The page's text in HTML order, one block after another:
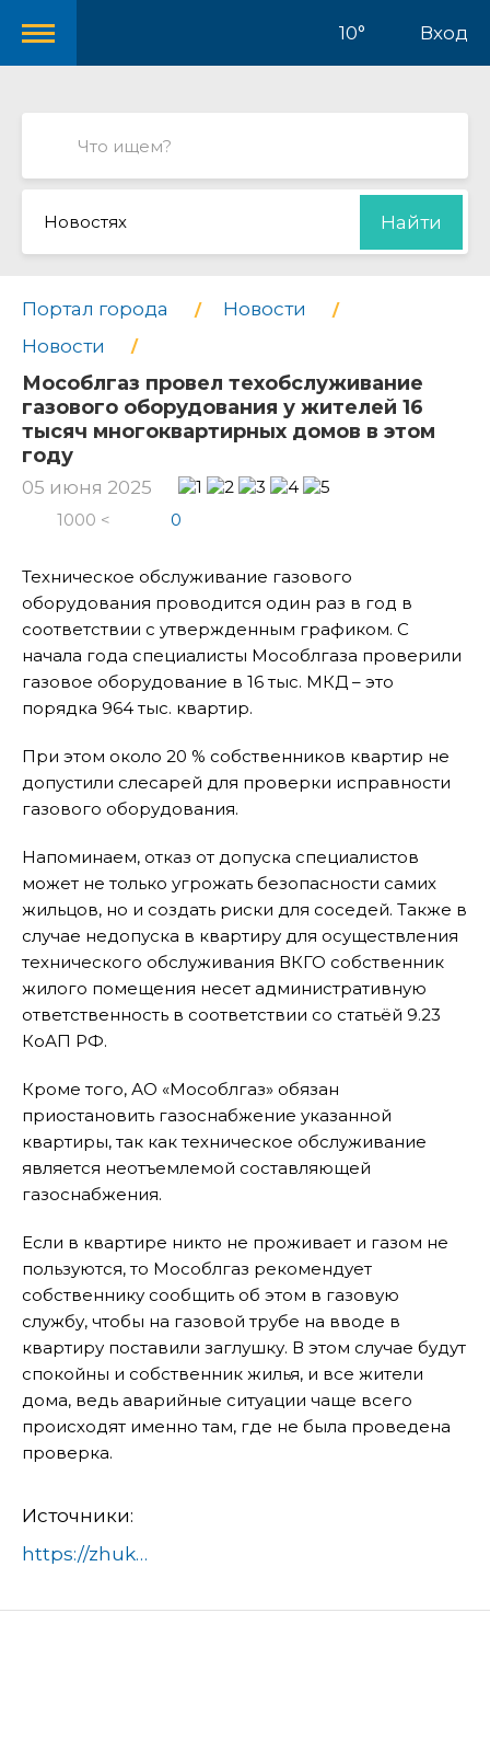
10° Вход
Новостях Найти
Портал города
Новости
Новости
Мособлгаз провел техобслуживание
газового оборудования у жителей 16
тысяч многоквартирных домов в этом
году
05 июня 2025
1000 < 0
Техническое обслуживание газового
оборудования проводится один раз в год в
соответствии с утвержденным графиком. С
начала года специалисты Мособлгаза проверили
газовое оборудование в 16 тыс. МКД – это
порядка 964 тыс. квартир.
При этом около 20 % собственников квартир не
допустили слесарей для проверки исправности
газового оборудования.
Напоминаем, отказ от допуска специалистов
может не только угрожать безопасности самих
жильцов, но и создать риски для соседей. Также в
случае недопуска в квартиру для осуществления
технического обслуживания ВКГО собственник
жилого помещения несет административную
ответственность в соответствии со статьёй 9.23
КоАП РФ.
Кроме того, АО «Мособлгаз» обязан
приостановить газоснабжение указанной
квартиры, так как техническое обслуживание
является неотъемлемой составляющей
газоснабжения.
Если в квартире никто не проживает и газом не
пользуются, то Мособлгаз рекомендует
собственнику сообщить об этом в газовую
службу, чтобы на газовой трубе на вводе в
квартиру поставили заглушку. В этом случае будут
спокойны и собственник жилья, и все жители
дома, ведь аварийные ситуации чаще всего
происходят именно там, где не была проведена
проверка.
Источники:
https://zhukovskiy.ru/